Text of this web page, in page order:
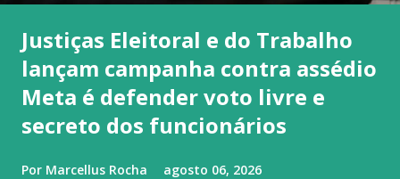
Justiças Eleitoral e do Trabalho
lançam campanha contra assédio
Meta é defender voto livre e
secreto dos funcionários
Por Marcellus Rocha agosto 06, 2026